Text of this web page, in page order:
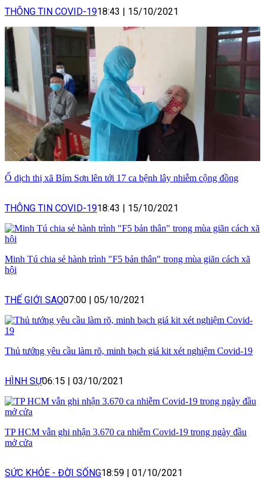
THÔNG TIN COVID-1918:43 15/10/2021
Ổ dịch thị xã Bỉm Sơn lên tới 17 ca bệnh lây nhiễm cộng đồng
THÔNG TIN COVID-1918:43 | 15/10/2021
Minh Tú chia sẻ hành trình "F5 bản thân" trong mùa giãn cách xã
hội
THẾ GIỚI SAO07:00 | 05/10/2021
Thủ tướng yêu cầu làm rõ, minh bạch giá kit xét nghiệm Covid-19
HÌNH SỰ06:15 | 03/10/2021
TP HCM vẫn ghi nhận 3.670 ca nhiễm Covid-19 trong ngày đầu
mở cửa
SỨC KHỎE - ĐỜI SỐNG18:59 | 01/10/2021